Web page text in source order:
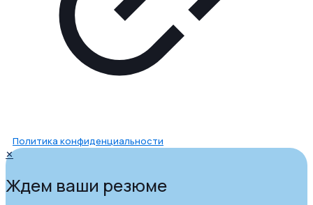
Политика конфиденциальности
✕
Ждем ваши резюме